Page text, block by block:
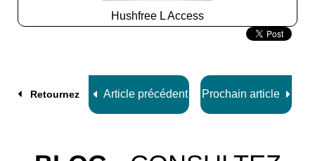
Hushfree L Access
Slide
Retournez Article précédent Prochain article